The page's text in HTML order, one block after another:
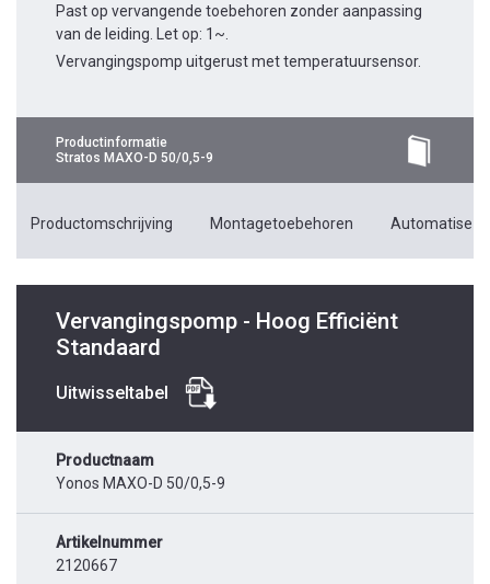
Past op vervangende toebehoren zonder aanpassing
van de leiding. Let op: 1~.
Vervangingspomp uitgerust met temperatuursensor.
Productinformatie
Stratos MAXO-D 50/0,5-9
Productomschrijving Montagetoebehoren
Vervangingspomp - Hoog Efficiënt
Standaard
Uitwisseltabel
Productnaam
Yonos MAXO-D 50/0,5-9
Artikelnummer
2120667